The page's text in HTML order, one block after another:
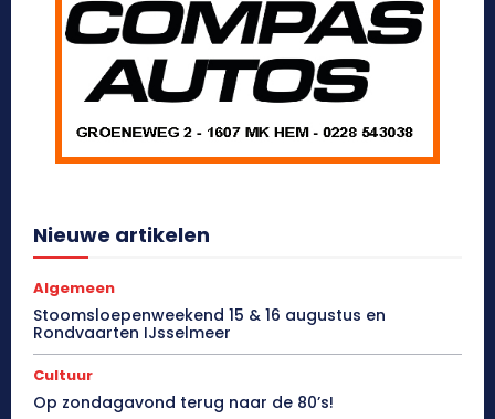
Nieuwe artikelen
Algemeen
Stoomsloepenweekend 15 & 16 augustus en
Rondvaarten IJsselmeer
Cultuur
Op zondagavond terug naar de 80’s!